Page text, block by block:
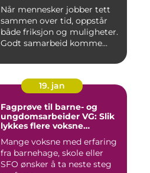
Når mennesker jobber tett
sammen over tid, oppstår
både friksjon og muligheter.
Godt samarbeid komme...
19. jan
Fagprøve til barne- og
ungdomsarbeider VG: Slik
lykkes flere voksne
Mange voksne med erfaring
fra barnehage, skole eller
SFO ønsker å ta neste steg